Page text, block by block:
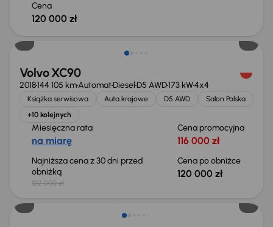
Cena
120 000 zł
Volvo XC90
2018144 105 kmAutomatDiesel D5 AWD173 kW4x4
Książka serwisowa Auta krajowe D5 AWD
Salon Polska
+10 kolejnych
Miesięczna rata
na miarę
Cena promocyjna
116 000 zł
Najniższa cena z 30 dni przed
obniżką
122 000 zł
Cena po obniżce
120 000 zł
Taniej o 1 500 zł